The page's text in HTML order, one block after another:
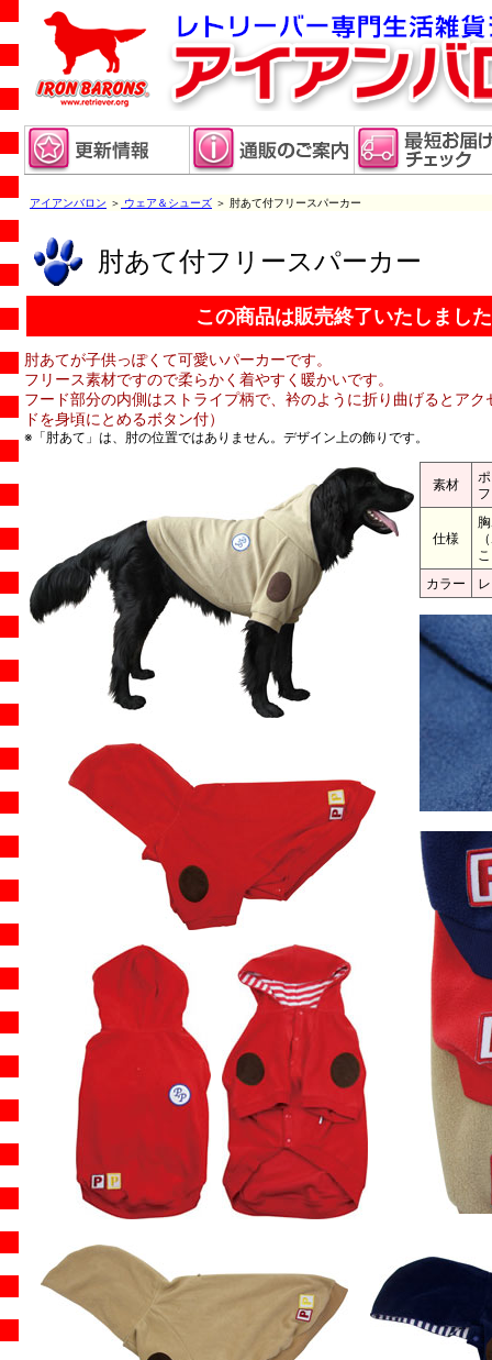
アイアンバロン ＞ ウェア＆シューズ ＞ 肘あて付フリースパーカー
肘あて付フリースパーカー
この商品は販売終了いたしまし
肘あてが子供っぽくて可愛いパーカーです。
フリース素材ですので柔らかく着やすく暖かいです。
フード部分の内側はストライプ柄で、衿のように折り曲げるとア
ドを身頃にとめるボタン付）
※「肘あて」は、肘の位置ではありません。デザイン上の飾りです。
素材
仕様
カラー